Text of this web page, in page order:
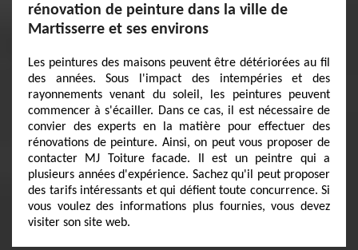
rénovation de peinture dans la ville de
Martisserre et ses environs
Les peintures des maisons peuvent être détériorées au fil
des années. Sous l'impact des intempéries et des
rayonnements venant du soleil, les peintures peuvent
commencer à s'écailler. Dans ce cas, il est nécessaire de
convier des experts en la matière pour effectuer des
rénovations de peinture. Ainsi, on peut vous proposer de
contacter MJ Toiture facade. Il est un peintre qui a
plusieurs années d'expérience. Sachez qu'il peut proposer
des tarifs intéressants et qui défient toute concurrence. Si
vous voulez des informations plus fournies, vous devez
visiter son site web.